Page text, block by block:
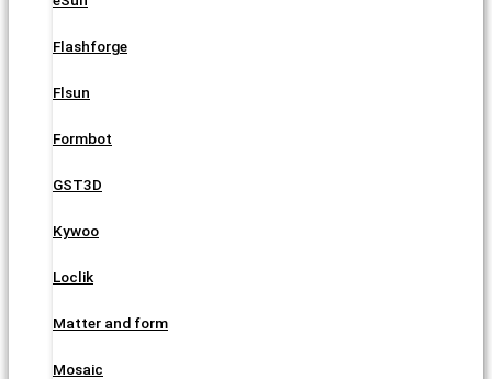
Flashforge
Flsun
Formbot
GST3D
Kywoo
Loclik
Matter and form
Mosaic